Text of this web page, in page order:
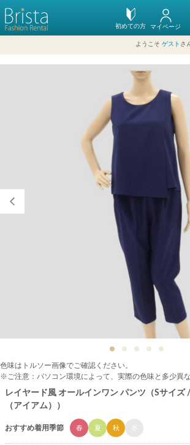
初めての方 マイページ
ようこそ ゲスト さ
色味はトルソー画像でご確認ください。
※ご注意：パソコン環境によって、実際の色味と多少異
レイヤード風 オールインワン パンツ（Sサイズ
（アイアム））
おすすめ着用季節 春 夏 秋